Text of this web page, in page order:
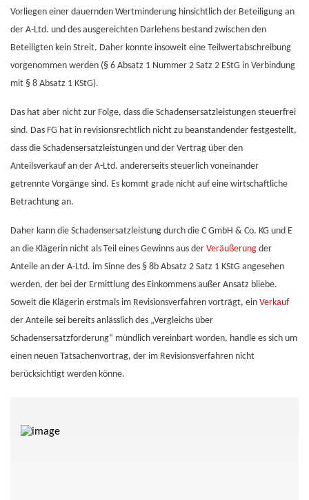
Vorliegen einer dauernden Wertminderung hinsichtlich der Beteiligung an
der A-Ltd. und des ausgereichten Darlehens bestand zwischen den
Beteiligten kein Streit. Daher konnte insoweit eine Teilwertabschreibung
vorgenommen werden (§ 6 Absatz 1 Nummer 2 Satz 2 EStG in Verbindung
mit § 8 Absatz 1 KStG).
Das hat aber nicht zur Folge, dass die Schadensersatzleistungen steuerfrei
sind. Das FG hat in revisionsrechtlich nicht zu beanstandender festgestellt,
dass die Schadensersatzleistungen und der Vertrag über den
Anteilsverkauf an der A-Ltd. andererseits steuerlich voneinander
getrennte Vorgänge sind. Es kommt grade nicht auf eine wirtschaftliche
Betrachtung an.
Daher kann die Schadensersatzleistung durch die C GmbH & Co. KG und E
an die Klägerin nicht als Teil eines Gewinns aus der Veräußerung der
Anteile an der A-Ltd. im Sinne des § 8b Absatz 2 Satz 1 KStG angesehen
werden, der bei der Ermittlung des Einkommens außer Ansatz bliebe.
Soweit die Klägerin erstmals im Revisionsverfahren vorträgt, ein Verkauf
der Anteile sei bereits anlässlich des „Vergleichs über
Schadensersatzforderung“ mündlich vereinbart worden, handle es sich um
einen neuen Tatsachenvortrag, der im Revisionsverfahren nicht
berücksichtigt werden könne.